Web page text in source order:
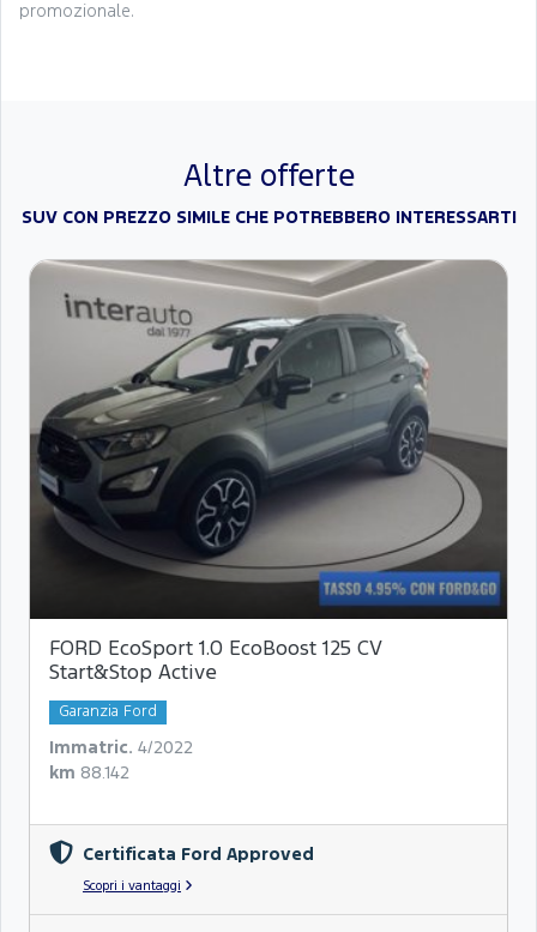
promozionale.
Altre offerte
SUV CON PREZZO SIMILE CHE POTREBBERO INTERESSARTI
FORD EcoSport 1.0 EcoBoost 125 CV
Start&Stop Active
Garanzia Ford
Immatric. 4/2022
km 88.142
Certificata Ford Approved
Scopri i vantaggi